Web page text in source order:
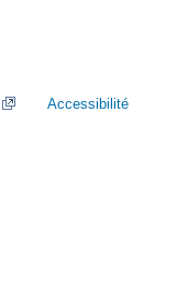
Accessibilité